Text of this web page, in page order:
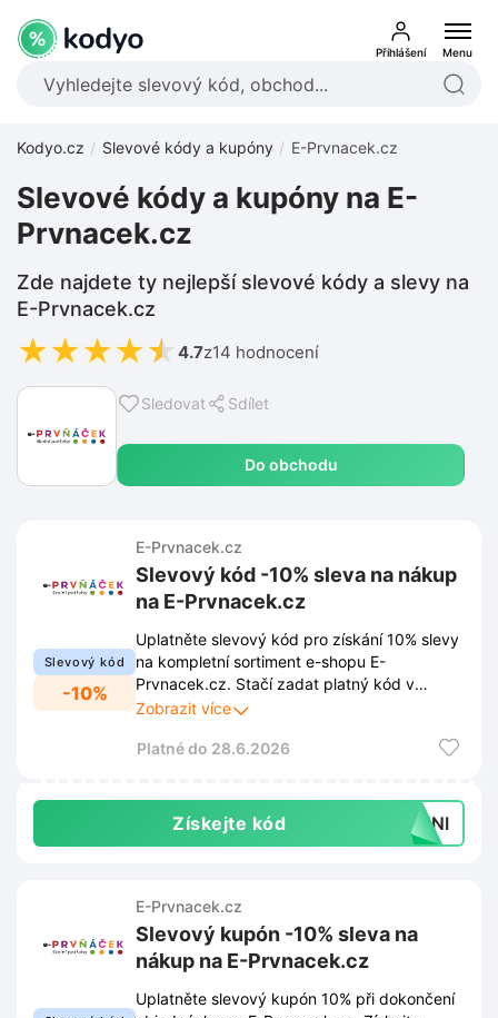
Přihlášení Menu
Kodyo.cz Slevové kódy a kupóny E-Prvnacek.cz
Sledovat Sdílet
Do obchodu
Slevové kódy a kupóny na E-
Prvnacek.cz
Zde najdete ty nejlepší slevové kódy a slevy na
E-Prvnacek.cz
★★★★★ 4.7z14 hodnocení
Slevový kód
-10%
E-Prvnacek.cz
Slevový kód -10% sleva na nákup
na E-Prvnacek.cz
Uplatněte slevový kód pro získání 10% slevy
na kompletní sortiment e-shopu E-
Prvnacek.cz. Stačí zadat platný kód v
košíku a cena objednávky se okamžitě sníží.
Zobrazit více
Platné do 28.6.2026
Získejte kód CENI
E-Prvnacek.cz
Slevový kupón -10% sleva na
nákup na E-Prvnacek.cz
Uplatněte slevový kupón 10% při dokončení